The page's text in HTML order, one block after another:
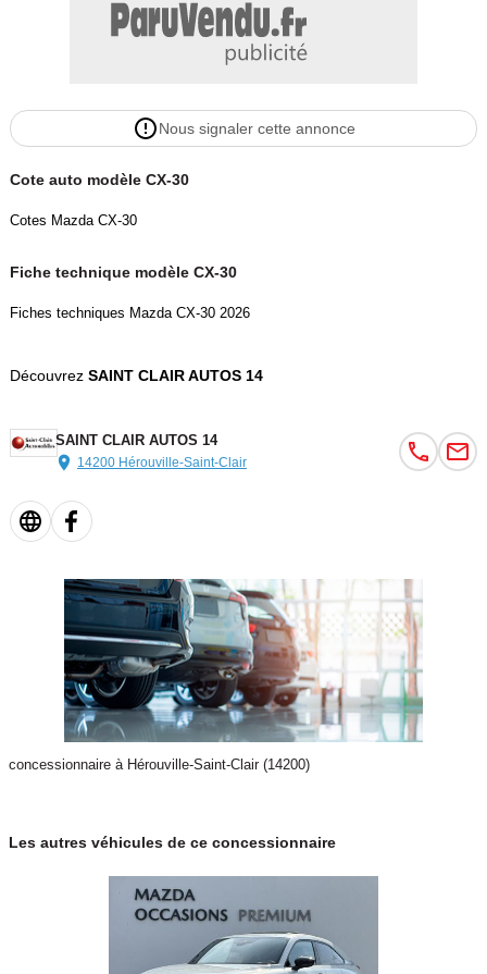
Nous signaler cette annonce
Cote auto modèle CX-30
Cotes Mazda CX-30
Fiche technique modèle CX-30
Fiches techniques Mazda CX-30 2026
Découvrez SAINT CLAIR AUTOS 14
SAINT CLAIR AUTOS 14
14200 Hérouville-Saint-Clair
concessionnaire à Hérouville-Saint-Clair (14200)
Les autres véhicules de ce concessionnaire